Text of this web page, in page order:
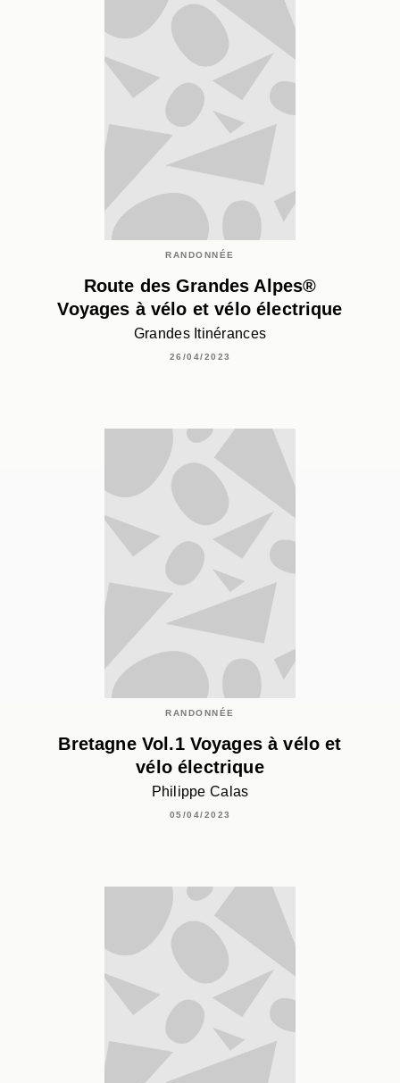
RANDONNÉE
Route des Grandes Alpes®
Voyages à vélo et vélo électrique
Grandes Itinérances
26/04/2023
RANDONNÉE
Bretagne Vol.1 Voyages à vélo et
vélo électrique
Philippe Calas
05/04/2023